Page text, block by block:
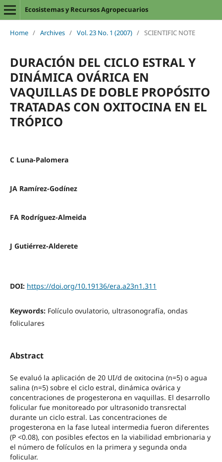
Ecosistemas y Recursos Agropecuarios
Home / Archives / Vol. 23 No. 1 (2007) / SCIENTIFIC NOTE
DURACIÓN DEL CICLO ESTRAL Y
DINÁMICA OVÁRICA EN
VAQUILLAS DE DOBLE PROPÓSITO
TRATADAS CON OXITOCINA EN EL
TRÓPICO
C Luna-Palomera
JA Ramírez-Godínez
FA Rodríguez-Almeida
J Gutiérrez-Alderete
DOI: https://doi.org/10.19136/era.a23n1.311
Keywords: Folículo ovulatorio, ultrasonografía, ondas
foliculares
Abstract
Se evaluó la aplicación de 20 UI/d de oxitocina (n=5) o agua
salina (n=5) sobre el ciclo estral, dinámica ovárica y
concentraciones de progesterona en vaquillas. El desarrollo
folicular fue monitoreado por ultrasonido transrectal
durante un ciclo estral. Las concentraciones de
progesterona en la fase luteal intermedia fueron diferentes
(P <0.08), con posibles efectos en la viabilidad embrionaria y
el número de folículos en la primera y segunda onda
folicular.